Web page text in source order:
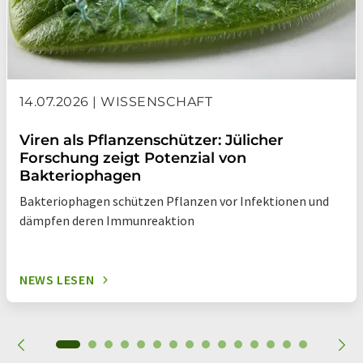
Computergeneration. Dabei verfolgen sie drei Konzepte: die
Ausnutzung des Elektronen-Spins als Informationseinheit,
innovative Architekturen aus bewährter Halbleitertechnik
und die Verknüpfung von elektronischen und biologischen
Systemen. Eine große Rolle in Jülich spielt die
Simulationsforschung an einem der größten Supercomputer
14.07.2026 | WISSENSCHAFT
Viren als Pflanzenschützer: Jülicher
Forschung zeigt Potenzial von
Bakteriophagen
Bakteriophagen schützen Pflanzen vor Infektionen und
dämpfen deren Immunreaktion
NEWS LESEN